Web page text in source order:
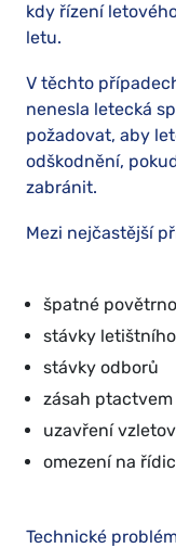
kdy řízení
letu.
V těchto
nenesla letecká
požadovat, aby
odškodnění,
zabránit.
Mezi nejčastější
špatné
stávky
stávky odborů
zásah ptactvem
uzavření
omezení na
Technické